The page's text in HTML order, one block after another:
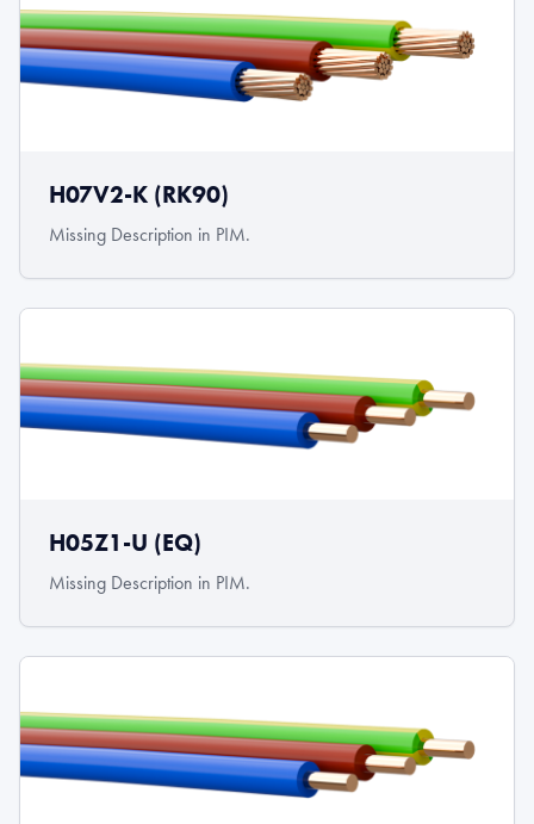
H07V2-K (RK90)
Missing Description in PIM.
H05Z1-U (EQ)
Missing Description in PIM.